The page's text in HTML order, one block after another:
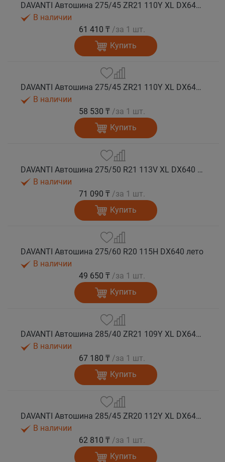
DAVANTI Автошина 275/45 ZR21 110Y XL DX640 RPR лето (Таиланд)
В наличии
61 410 ₸ /за 1 шт.
Купить
DAVANTI Автошина 275/45 ZR21 110Y XL DX640 RPR лето
В наличии
58 530 ₸ /за 1 шт.
Купить
DAVANTI Автошина 275/50 R21 113V XL DX640 RPR лето
В наличии
71 090 ₸ /за 1 шт.
Купить
DAVANTI Автошина 275/60 R20 115H DX640 лето
В наличии
49 650 ₸ /за 1 шт.
Купить
DAVANTI Автошина 285/40 ZR21 109Y XL DX640 RPR лето (Таиланд)
В наличии
67 180 ₸ /за 1 шт.
Купить
DAVANTI Автошина 285/45 ZR20 112Y XL DX640 RPR лето (Таиланд)
В наличии
62 810 ₸ /за 1 шт.
Купить